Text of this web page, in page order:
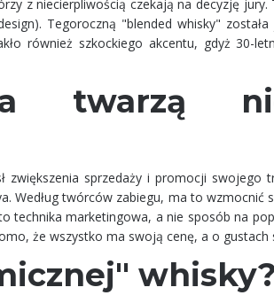
z niecierpliwością czekają na decyzję jury.
Tegoroczną "blended whisky"
również szkockiego akcentu, gdyż 30-
twarzą
zwiększenia sprzedaży i promocji swojego
Według twórców zabiegu, ma to wzmocnić
technika marketingowa, a nie sposób na
że wszystko ma swoją cenę, a o gustach
whisky?